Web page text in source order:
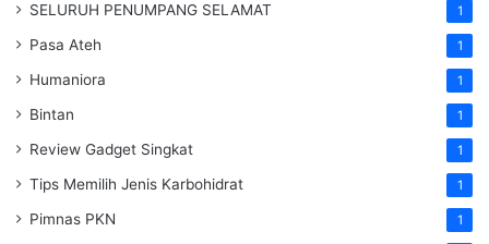
SELURUH PENUMPANG SELAMAT 1
Pasa Ateh 1
Humaniora 1
Bintan 1
Review Gadget Singkat 1
Tips Memilih Jenis Karbohidrat 1
Pimnas PKN 1